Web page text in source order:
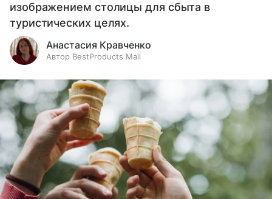
изображением столицы для сбыта в
туристических целях.
Анастасия Кравченко
Автор BestProducts Mail